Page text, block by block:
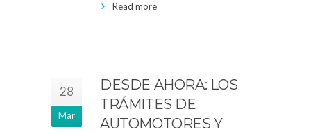
Read more
28
Mar
DESDE AHORA: LOS
TRÁMITES DE
AUTOMOTORES Y